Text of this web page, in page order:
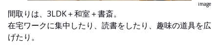
image
間取りは、3LDK＋和室＋書斎。
在宅ワークに集中したり、読書をしたり、趣味の道具を広
げたり。